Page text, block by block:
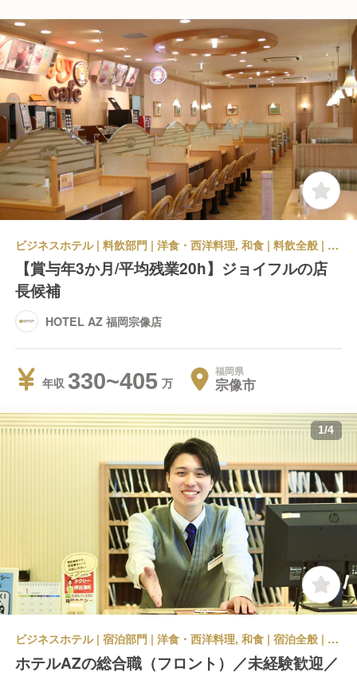
ビジネスホテル | 料飲部門 | 洋食・西洋料理, 和食 | 料飲全般 | HOTEL AZ 福岡宗像店
【賞与年3か月/平均残業20h】ジョイフルの店
長候補
HOTEL AZ 福岡宗像店
年収 330~405 福岡県
宗像市
1/4
ビジネスホテル | 宿泊部門 | 洋食・西洋料理, 和食 | 宿泊全般 | HOTEL AZ 福岡宗像店
ホテルAZの総合職（フロント）／未経験歓迎／